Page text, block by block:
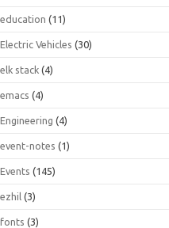
education (11)
Electric Vehicles (30)
elk stack (4)
emacs (4)
Engineering (4)
event-notes (1)
Events (145)
ezhil (3)
fonts (3)